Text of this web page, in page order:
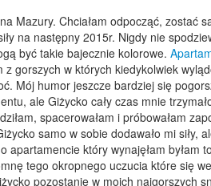
Mazury. Chciałam odpocząć, zostać
na następny 2015r. Nigdy nie
być takie bajecznie kolorowe.
z gorszych w których kiedykolwiek
Mój humor jeszcze bardziej się
ale Giżycko cały czas mnie
spacerowałam i próbowałam
samo w sobie dodawało mi siły,
apartamencie który wynajęłam byłam
tego okropnego uczucia które się
pozostanie w moich najgorszych